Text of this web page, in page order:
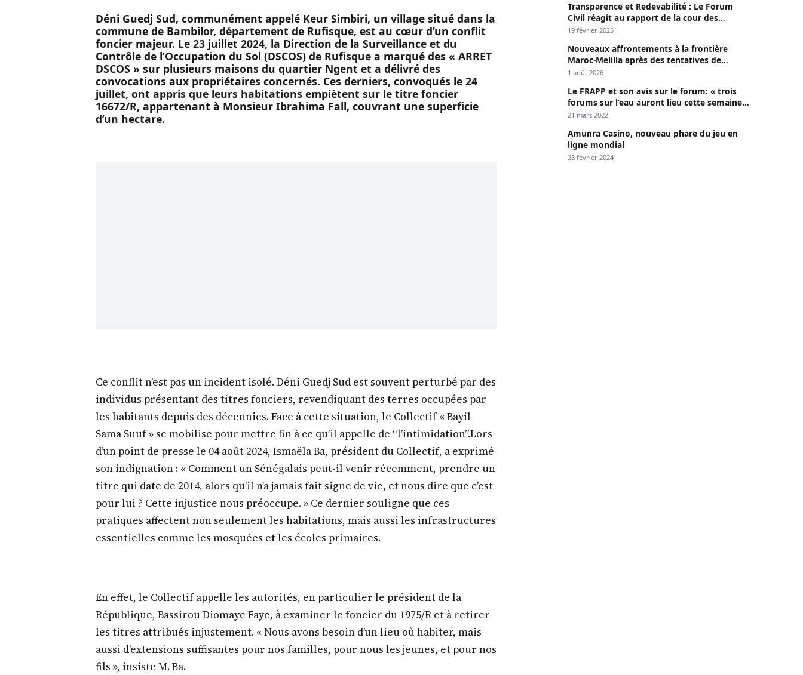
Déni Guedj Sud, communément appelé Keur Simbiri, un village situé dans la
commune de Bambilor, département de Rufisque, est au cœur d’un conflit
foncier majeur. Le 23 juillet 2024, la Direction de la Surveillance et du
Contrôle de l’Occupation du Sol (DSCOS) de Rufisque a marqué des « ARRET
DSCOS » sur plusieurs maisons du quartier Ngent et a délivré des
convocations aux propriétaires concernés. Ces derniers, convoqués le 24
juillet, ont appris que leurs habitations empiètent sur le titre foncier
16672/R, appartenant à Monsieur Ibrahima Fall, couvrant une superficie
d’un hectare.
Ce conflit n’est pas un incident isolé. Déni Guedj Sud est souvent perturbé par des
individus présentant des titres fonciers, revendiquant des terres occupées par
les habitants depuis des décennies. Face à cette situation, le Collectif « Bayil
Sama Suuf » se mobilise pour mettre fin à ce qu’il appelle de “l’intimidation”.Lors
d’un point de presse le 04 août 2024, Ismaëla Ba, président du Collectif, a exprimé
son indignation : « Comment un Sénégalais peut-il venir récemment, prendre un
titre qui date de 2014, alors qu’il n’a jamais fait signe de vie, et nous dire que c’est
pour lui ? Cette injustice nous préoccupe. » Ce dernier souligne que ces
pratiques affectent non seulement les habitations, mais aussi les infrastructures
essentielles comme les mosquées et les écoles primaires.
En effet, le Collectif appelle les autorités, en particulier le président de la
République, Bassirou Diomaye Faye, à examiner le foncier du 1975/R et à retirer
les titres attribués injustement. « Nous avons besoin d’un lieu où habiter, mais
aussi d’extensions suffisantes pour nos familles, pour nous les jeunes, et pour nos
fils », insiste M. Ba.
Transparence et Redevabilité : Le Forum
Civil réagit au rapport de la cour des
comptes
19 février 2025
Nouveaux affrontements à la frontière
Maroc-Melilla après des tentatives de
passage
1 août 2026
Le FRAPP et son avis sur le forum: « trois
forums sur l’eau auront lieu cette semaine à
Dakar »
21 mars 2022
Amunra Casino, nouveau phare du jeu en
ligne mondial
28 février 2024